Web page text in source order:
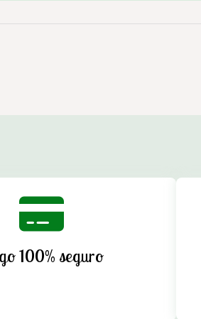
100% seguro